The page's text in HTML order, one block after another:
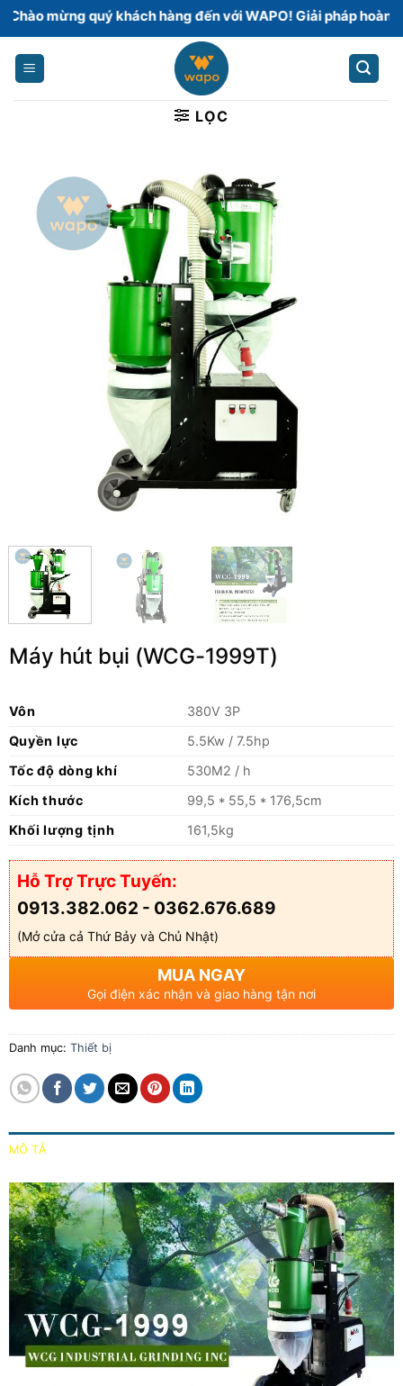
Skip
to
content
quý khách hàng đến với WAPO! Giải pháp hoàn thiện
LỌC
Máy hút bụi (WCG-1999T)
Vôn
380V 3P
Quyền lực
5.5Kw / 7.5hp
Tốc độ dòng khí
530M2 / h
Kích thước
99,5 * 55,5 * 176,5cm
Khối lượng tịnh
161,5kg
Hỗ Trợ Trực Tuyến:
0913.382.062 - 0362.676.689
(Mở cửa cả Thứ Bảy và Chủ Nhật)
MUA NGAY
Gọi điện xác nhận và giao hàng tận nơi
Danh mục: Thiết bị
MÔ TẢ